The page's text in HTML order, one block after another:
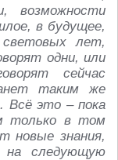
возможности
в будущее,
лет,
одни, или
сейчас
таким же
Всё это – пока
только в том
новые знания,
на следующую